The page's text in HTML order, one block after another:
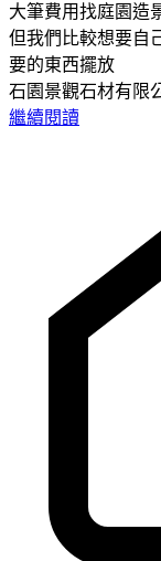
大筆費用找庭園造
但我們比較想要自
要的東西擺放
石園景觀石材有限
繼續閱讀